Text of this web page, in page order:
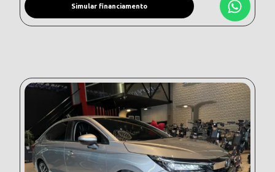
Simular financiamento